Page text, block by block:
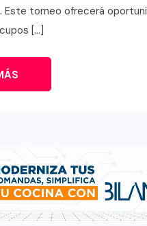
Este torneo ofrecerá
[…]